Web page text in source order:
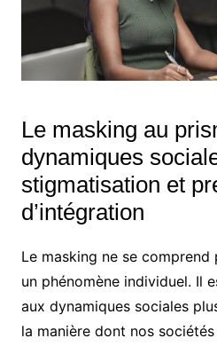
Le masking au
dynamiques
stigmatisation et
d’intégration
Le masking ne se
un phénomène individuel. Il
aux dynamiques sociales
la manière dont nos